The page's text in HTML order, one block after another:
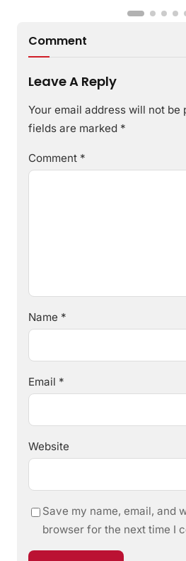
Comment
Leave A Reply
Your email address will not be
fields are marked *
Comment *
Name *
Email *
Website
Save my name, email, and
browser for the next time I